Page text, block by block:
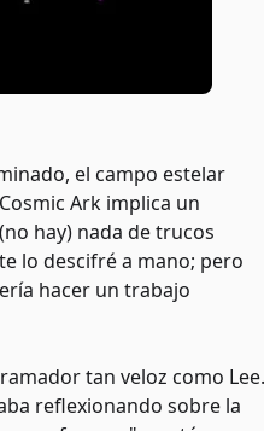
el campo estelar
Ark implica un
hay) nada de trucos
lo descifré a mano; pero
hacer un trabajo
tan veloz como Lee.
reflexionando sobre la